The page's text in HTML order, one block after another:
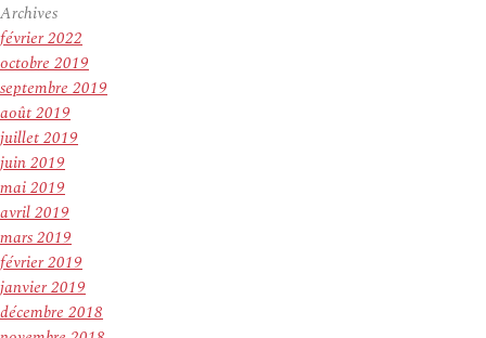
Archives
février 2022
octobre 2019
septembre 2019
août 2019
juillet 2019
juin 2019
mai 2019
avril 2019
mars 2019
février 2019
janvier 2019
décembre 2018